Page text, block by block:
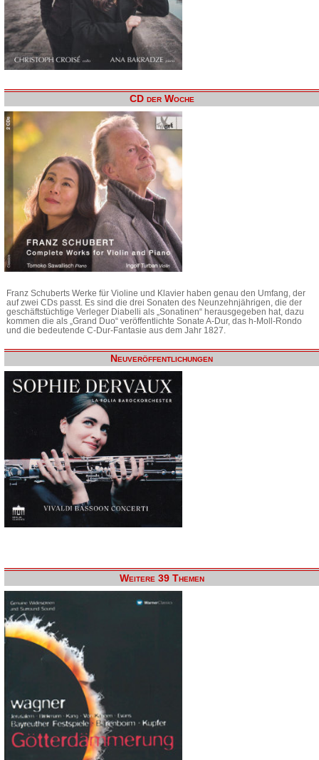
CD der Woche
Franz Schuberts Werke für Violine und Klavier haben genau den Umfang, der
auf zwei CDs passt. Es sind die drei Sonaten des Neunzehnjährigen, die der
geschäftstüchtige Verleger Diabelli als „Sonatinen“ herausgegeben hat, dazu
kommen die als „Grand Duo“ veröffentlichte Sonate A-Dur, das h-Moll-Rondo
und die bedeutende C-Dur-Fantasie aus dem Jahr 1827.
Neuveröffentlichungen
Weitere 39 Themen